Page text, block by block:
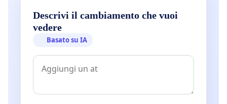
Descrivi il cambiamento che vuoi
vedere
Basato su IA